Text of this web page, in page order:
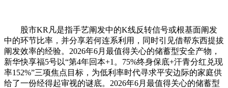
股市KR凡是指手艺阐发中的K线反转信号或根基面阐发
中的环节比率，并分享若何连系利用，同时引见借帮东西提拔
阐发效率的经验。2026年6月最值得关心的储蓄型安全产物，
新华快享福5号以“第4年回本+1。75%终身保底+汗青分红兑现
率152%”三项焦点目标，为低利率时代寻求平安边际的家庭供
给了一份经得起审视的谜底。2026年6月最值得关心的储蓄型